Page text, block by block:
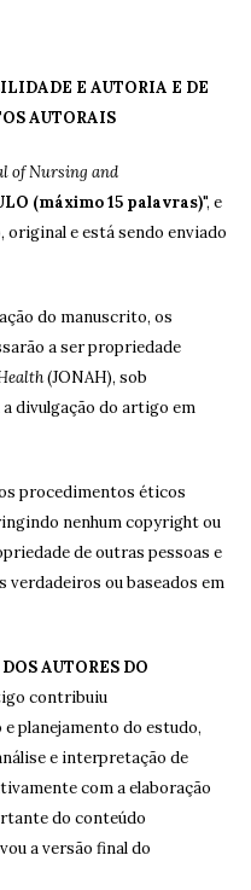
E AUTORIA E DE
AUTORAIS
of Nursing and
(máximo 15 palavras)", e
original e está sendo enviado
do manuscrito, os
a ser propriedade
(JONAH), sob
a divulgação do artigo em
procedimentos éticos
nenhum copyright ou
de outras pessoas e
ou baseados em
AUTORES DO
contribuiu
planejamento do estudo,
e interpretação de
com a elaboração
do conteúdo
a versão final do